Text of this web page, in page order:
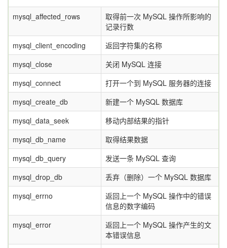
mysql_affected_rows
取得前一次 MySQL 操作所影响的
记录行数
mysql_client_encoding
返回字符集的名称
mysql_close
关闭 MySQL 连接
mysql_connect
打开一个到 MySQL 服务器的连接
mysql_create_db
新建一个 MySQL 数据库
mysql_data_seek
移动内部结果的指针
mysql_db_name
取得结果数据
mysql_db_query
发送一条 MySQL 查询
mysql_drop_db
丢弃（删除）一个 MySQL 数据库
mysql_errno
返回上一个 MySQL 操作中的错误
信息的数字编码
mysql_error
返回上一个 MySQL 操作产生的文
本错误信息